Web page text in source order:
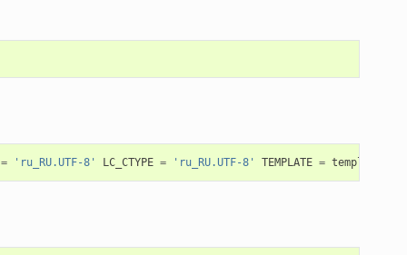
= 'ru_RU.UTF-8' LC_CTYPE = 'ru_RU.UTF-8' TEMPLATE = template0